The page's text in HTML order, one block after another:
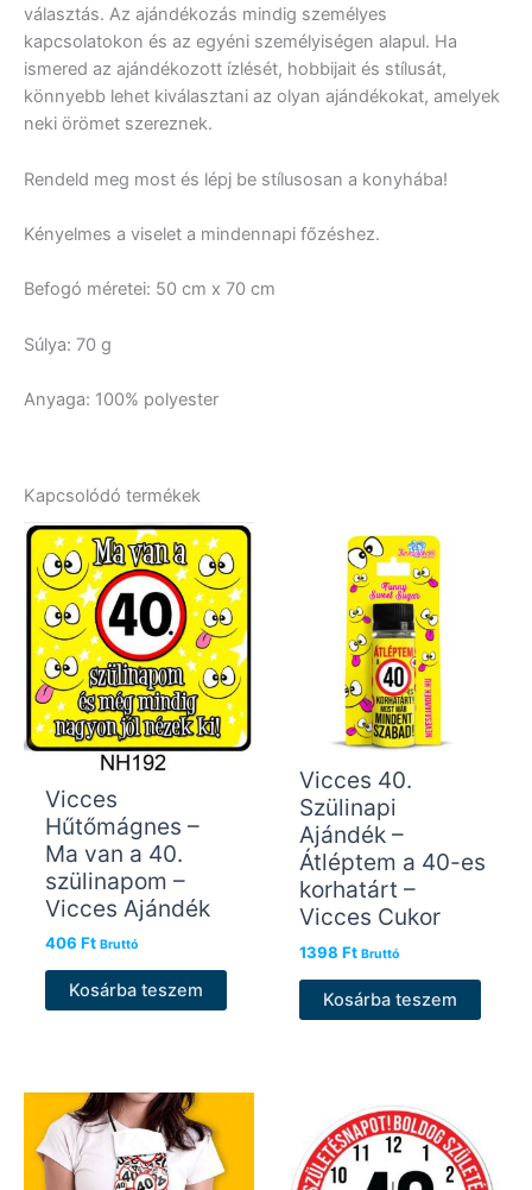
választás. Az ajándékozás mindig személyes
kapcsolatokon és az egyéni személyiségen alapul. Ha
ismered az ajándékozott ízlését, hobbijait és stílusát,
könnyebb lehet kiválasztani az olyan ajándékokat, amelyek
neki örömet szereznek.
Rendeld meg most és lépj be stílusosan a konyhába!
Kényelmes a viselet a mindennapi főzéshez.
Befogó méretei: 50 cm x 70 cm
Súlya: 70 g
Anyaga: 100% polyester
Kapcsolódó termékek
Vicces
Hűtőmágnes –
Ma van a 40.
szülinapom –
Vicces Ajándék
406 Ft Bruttó
Kosárba teszem
Vicces 40.
Szülinapi
Ajándék –
Átléptem a 40-es
korhatárt –
Vicces Cukor
1398 Ft Bruttó
Kosárba teszem